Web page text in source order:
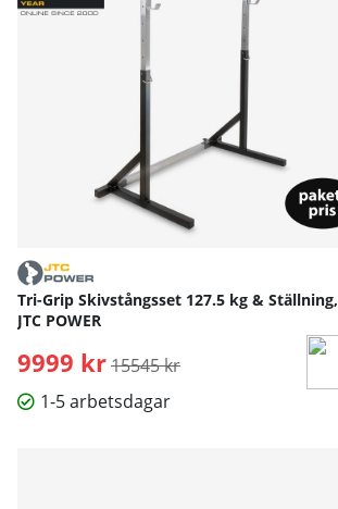
Tri-Grip Skivstångsset 127.5 kg & Ställning,
JTC POWER
9999 kr Ordinarie pris:
15545 kr
1-5 arbetsdagar